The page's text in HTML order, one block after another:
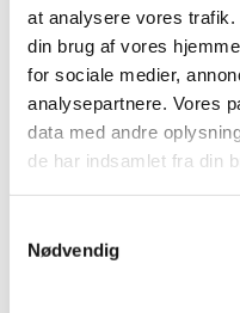
at analysere vores
din brug af vores
for sociale medier,
analysepartnere. Vores
data med andre
de har indsamlet fra din
Nødvendig